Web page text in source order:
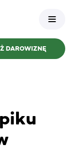
DAROWIZNĘ